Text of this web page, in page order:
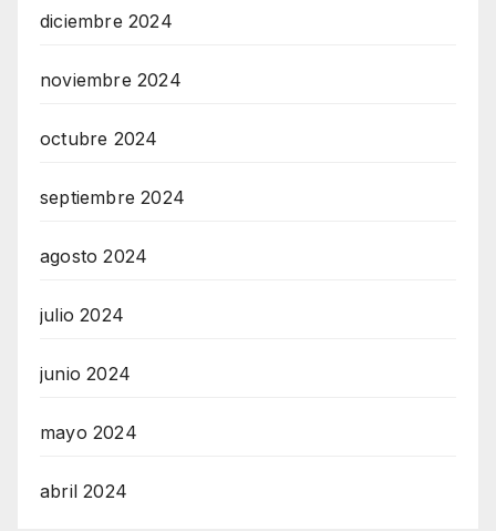
diciembre 2024
noviembre 2024
octubre 2024
septiembre 2024
agosto 2024
julio 2024
junio 2024
mayo 2024
abril 2024